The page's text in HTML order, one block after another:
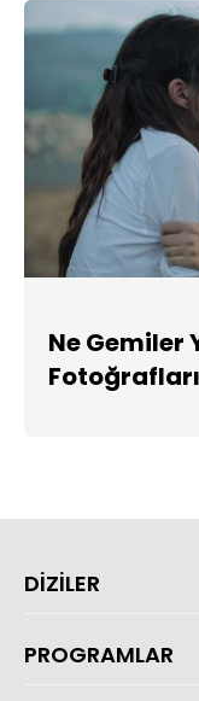
Ne Gemiler
Fotoğrafları
DİZİLER
PROGRAMLAR